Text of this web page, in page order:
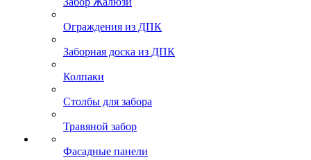
Ограждения из ДПК
Заборная доска из ДПК
Колпаки
Столбы для забора
Травяной забор
Фасадные панели